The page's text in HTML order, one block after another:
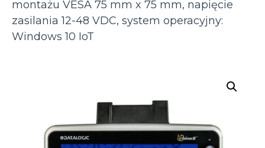
montażu VESA 75 mm x 75 mm, napięcie
zasilania 12-48 VDC, system operacyjny:
Windows 10 IoT